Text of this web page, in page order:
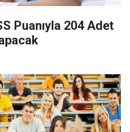
Puanıyla 204 Adet